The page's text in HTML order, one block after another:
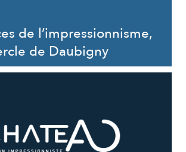
de l’impressionnisme,
de Daubigny